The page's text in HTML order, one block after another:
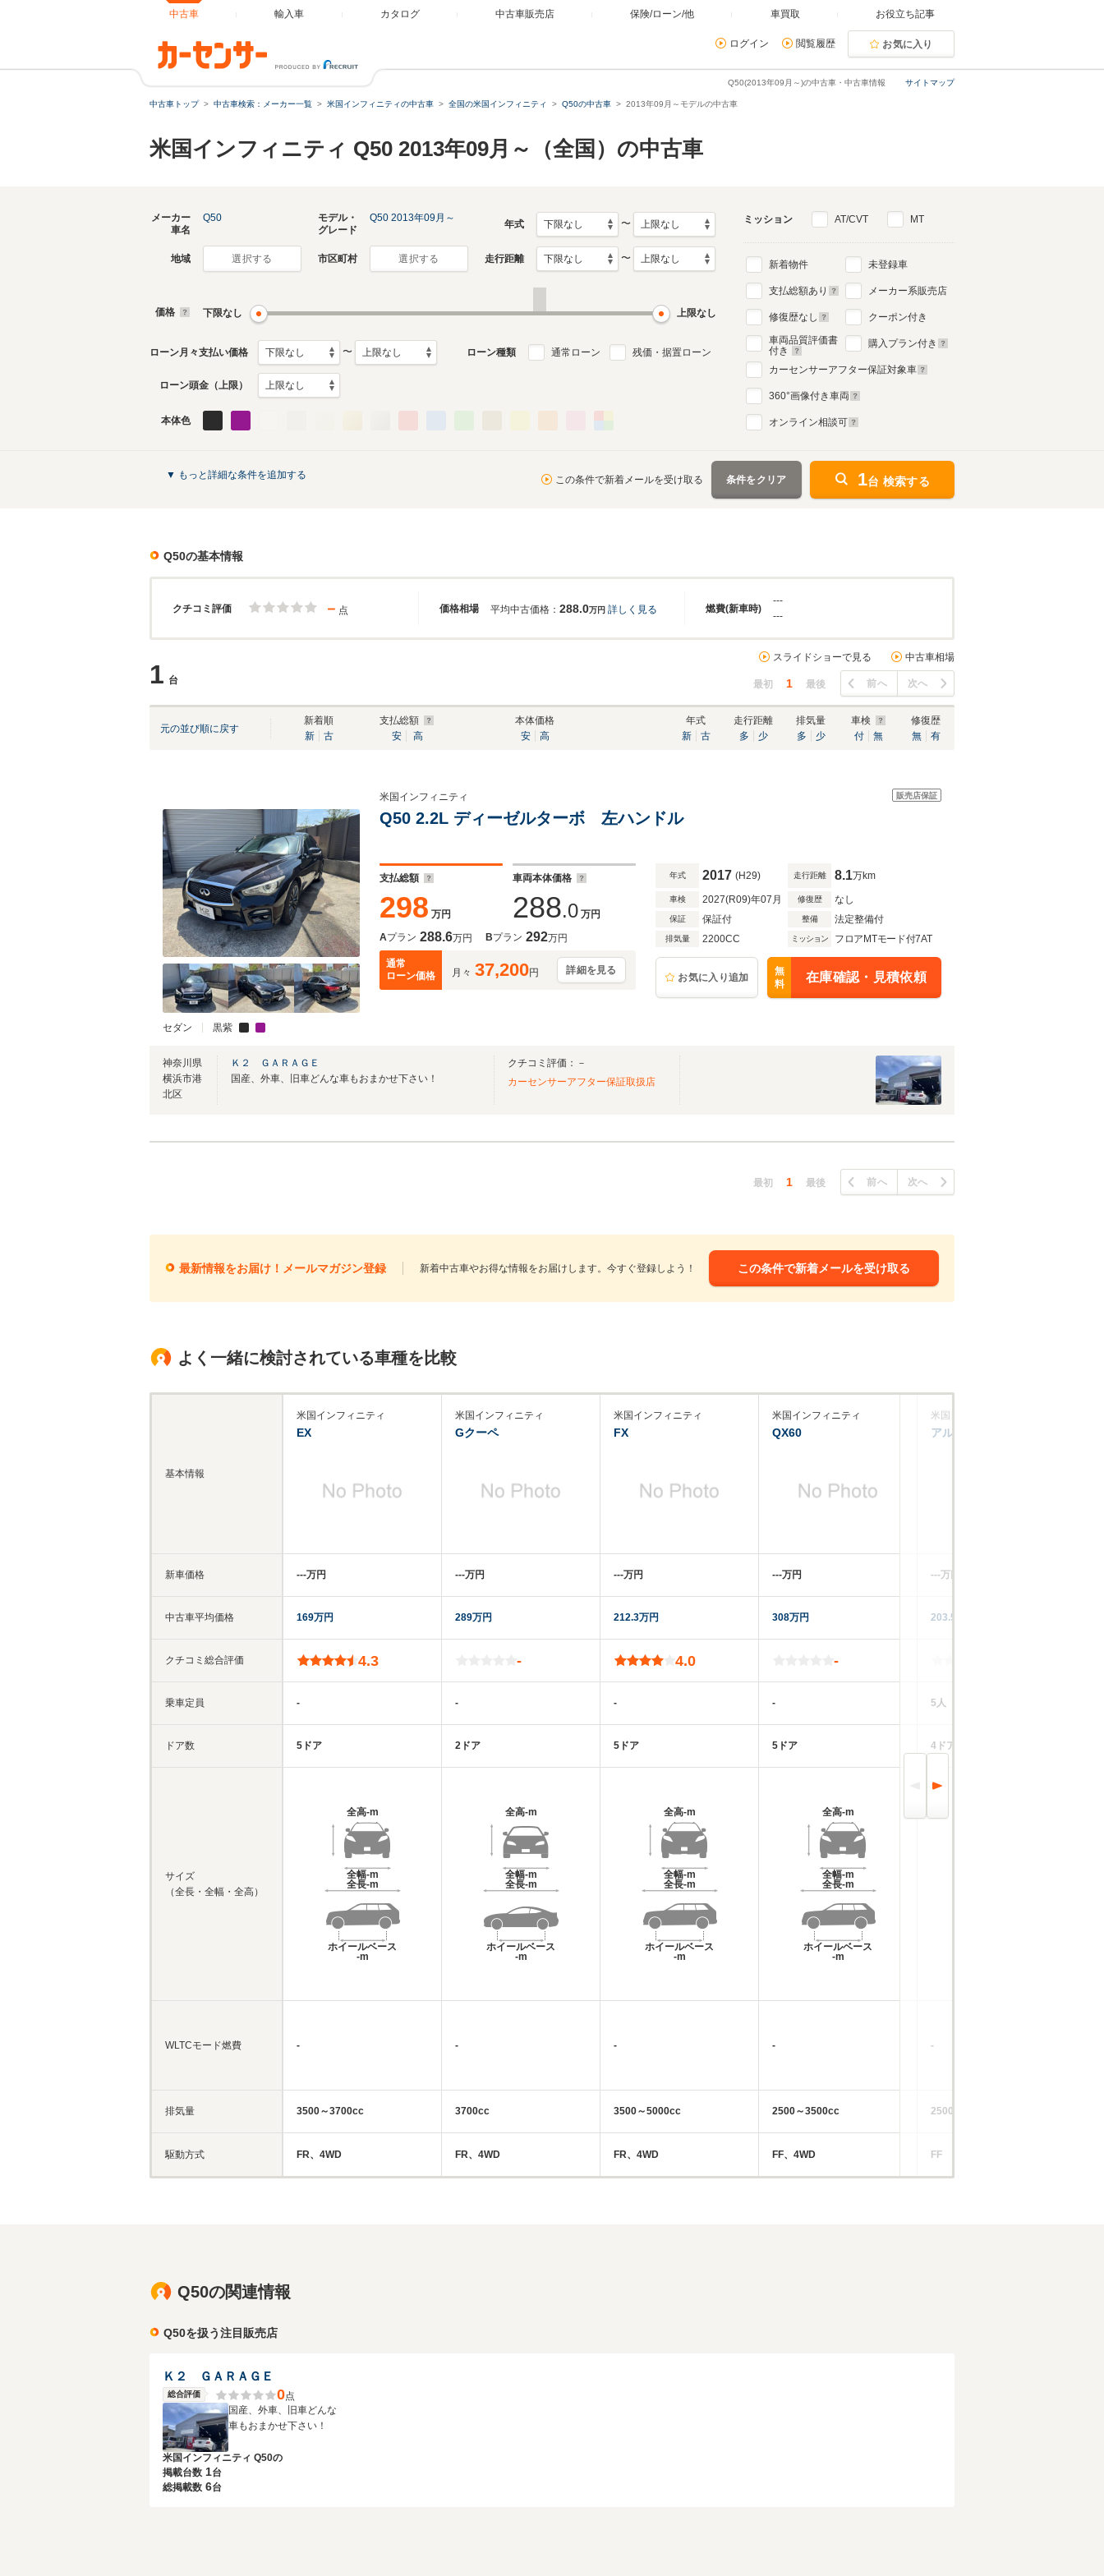
中古車 輸入車 カタログ 中古車販売店 保険/ローン/他 車買取 お役立ち記事
ログイン 閲覧履歴 お気に入り
サイトマップ
Q50(2013年09月～)の中古車・中古車情報
中古車トップ 中古車検索：メーカー一覧 米国インフィニティの中古車 全国の米国インフィニティ Q50の中古車 2013年09月～モデルの中古車
米国インフィニティ Q50 2013年09月～（全国）の中古車
メーカー
車名
Q50
モデル・
グレード
Q50 2013年09月～
年式 〜
地域 選択する 市区町村 選択する 走行距離 〜
価格 下限なし 上限なし
ローン月々支払い価格 〜 ローン種類 通常ローン 残価・据置ローン
ローン頭金（上限）
本体色
ミッション AT/CVT MT
新着物件
支払総額あり
修復歴なし
車両品質評価書
付き
未登録車
メーカー系販売店
クーポン付き
購入プラン付き
カーセンサーアフター保証対象車
360°画像付き車両
オンライン相談可
▼ もっと詳細な条件を追加する この条件で新着メールを受け取る 条件をクリア 1台 検索する
Q50の基本情報
クチコミ評価 価格相場 燃費(新車時)
－ 点 平均中古価格： 288.0万円 詳しく見る
---
---
1 台
スライドショーで見る 中古車相場
最初 1 最後 前へ 次へ
元の並び順に戻す
新着順
新
古
支払総額
安
高
本体価格
安
高
年式
新
古
走行距離
多
少
排気量
多
少
車検
付
無
修復歴
無
有
セダン 黒紫
販売店保証
米国インフィニティ
Q50 2.2L ディーゼルターボ 左ハンドル
支払総額
298 万円
車両本体価格
288.0 万円
Aプラン 288.6万円 Bプラン 292万円
通常
ローン価格
月々 37,200円 詳細を見る
年式 2017 (H29) 走行距離 8.1万km
車検 2027(R09)年07月 修復歴 なし
保証 保証付 整備 法定整備付
排気量 2200CC ミッション フロアMTモード付7AT
お気に入り追加
無
料
在庫確認・見積依頼
神奈川県
横浜市港
北区
Ｋ２ ＧＡＲＡＧＥ
国産、外車、旧車どんな車もおまかせ下さい！
クチコミ評価：－
カーセンサーアフター保証取扱店
最初 1 最後 前へ 次へ
最新情報をお届け！メールマガジン登録 新着中古車やお得な情報をお届けします。今すぐ登録しよう！ この条件で新着メールを受け取る
よく一緒に検討されている車種を比較
基本情報
新車価格
中古車平均価格
クチコミ総合評価
乗車定員
ドア数
サイズ
（全長・全幅・全高）
WLTCモード燃費
排気量
駆動方式
米国インフィニティ
EX
‐‐‐万円
169万円
4.3
-
5ドア
全高-m
全幅-m
全長-m
ホイールベース
-m
-
3500～3700cc
FR、4WD
米国インフィニティ
Gクーペ
‐‐‐万円
289万円
-
-
2ドア
全高-m
全幅-m
全長-m
ホイールベース
-m
-
3700cc
FR、4WD
米国インフィニティ
FX
‐‐‐万円
212.3万円
4.0
-
5ドア
全高-m
全幅-m
全長-m
ホイールベース
-m
-
3500～5000cc
FR、4WD
米国インフィニティ
QX60
‐‐‐万円
308万円
-
-
5ドア
全高-m
全幅-m
全長-m
ホイールベース
-m
-
2500～3500cc
FF、4WD
米国日産
アルティマ
‐‐‐万円
203.5万円
5人
4ドア
-
2500～3500cc
FF
Q50の関連情報
Q50を扱う注目販売店
Ｋ２ ＧＡＲＡＧＥ
総合評価 0点
国産、外車、旧車どんな
車もおまかせ下さい！
米国インフィニティ Q50の
掲載台数 1台
総掲載数 6台